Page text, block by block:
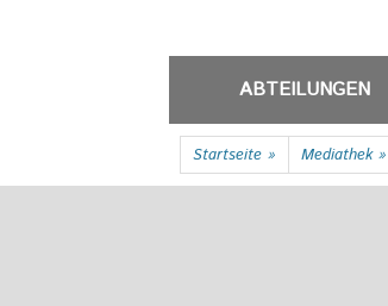
springen
ABTEILUNGEN
Startseite » Mediathek »